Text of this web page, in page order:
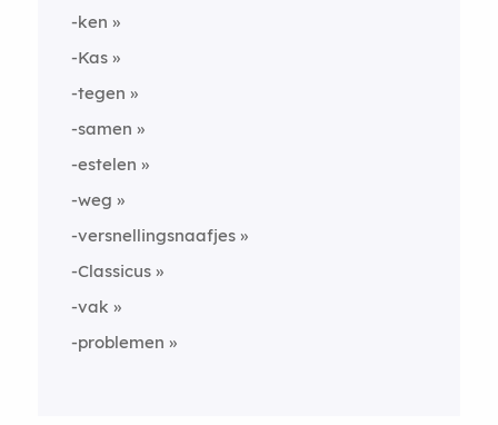
-ken
-Kas
-tegen
-samen
-estelen
-weg
-versnellingsnaafjes
-Classicus
-vak
-problemen